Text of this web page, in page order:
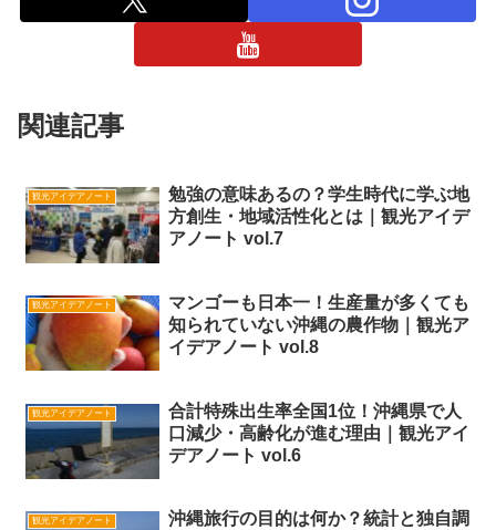
関連記事
観光アイデアノート
勉強の意味あるの？学生時代に学ぶ地
方創生・地域活性化とは｜観光アイデ
アノート vol.7
観光アイデアノート
マンゴーも日本一！生産量が多くても
知られていない沖縄の農作物｜観光ア
イデアノート vol.8
観光アイデアノート
合計特殊出生率全国1位！沖縄県で人
口減少・高齢化が進む理由｜観光アイ
デアノート vol.6
観光アイデアノート
沖縄旅行の目的は何か？統計と独自調